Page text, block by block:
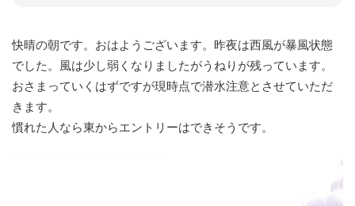
快晴の朝です。おはようございます。昨夜は西風が暴風状態
でした。風は少し弱くなりましたがうねりが残っています。
おさまっていくはずですが現時点で潜水注意とさせていただ
きます。
慣れた人なら東からエントリーはできそうです。